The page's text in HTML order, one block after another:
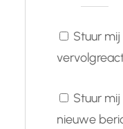
Stuur
Stuur
nieuwe